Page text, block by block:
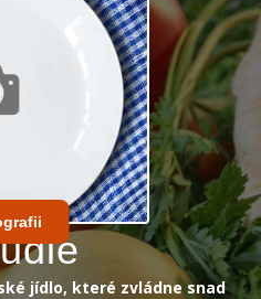
jídlo, které zvládne snad